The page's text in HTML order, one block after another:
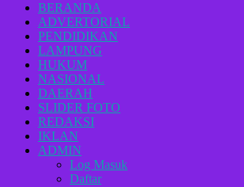
Menyikap
Berita,Terpercaya
Dan
Tegas
BERANDA
ADVERTORIAL
PENDIDIKAN
LAMPUNG
HUKUM
NASIONAL
DAERAH
SLIDER FOTO
REDAKSI
IKLAN
ADMIN
Log Masuk
Daftar